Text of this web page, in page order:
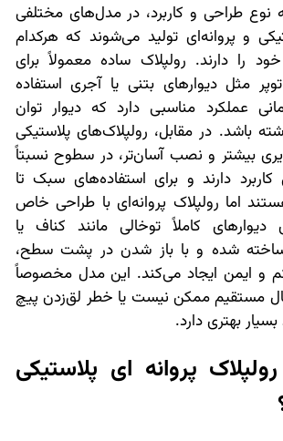
نوع طراحی و کاربرد، در مدل‌های مختلفی
و پروانه‌ای تولید می‌شوند که هرکدام
را دارند. رولپلاک ساده معمولاً برای
مثل دیوارهای بتنی یا آجری استفاده
عملکرد مناسبی دارد که دیوار توان
باشد. در مقابل، رولپلاک‌های پلاستیکی
بیشتر و نصب آسان‌تر، در سطوح نسبتاً
کاربرد دارند و برای استفاده‌های سبک تا
اما رولپلاک پروانه‌ای با طراحی خاص
دیوارهای کاملاً توخالی مانند کناف یا
شده و با باز شدن در پشت سطح،
و ایمن ایجاد می‌کند. این مدل مخصوصاً
مستقیم ممکن نیست یا خطر لق‌زدن پیچ
بهتری دارد.
پروانه ای پلاستیکی